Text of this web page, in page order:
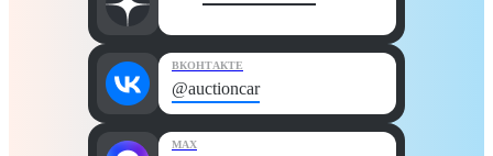
ВКОНТАКТЕ
@auctioncar
MAX